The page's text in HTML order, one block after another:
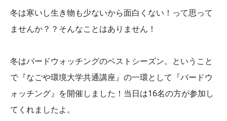
冬は寒いし生き物も少ないから面白くない！って思って
ませんか？？そんなことはありません！
冬はバードウォッチングのベストシーズン。ということ
で『なごや環境大学共通講座』の一環として『バードウ
ォッチング』を開催しました！当日は16名の方が参加し
てくれましたよ。